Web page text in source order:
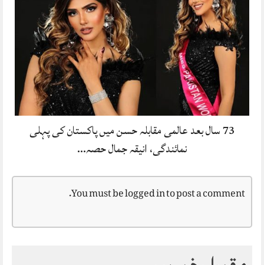
73 سال بعد عالمی مقابلہ حسن میں پاکستان کی پہلی
نمائندگی، انیقہ جمال حصہ…
You must belogged into post a comment.